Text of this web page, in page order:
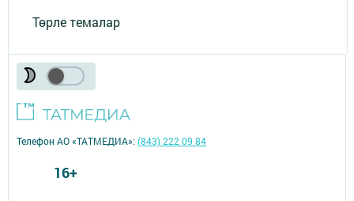
Төрле темалар
Телефон АО «ТАТМЕДИА»:(843) 222 09 84
16+